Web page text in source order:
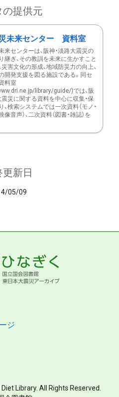
の提供元
未来センター 資料室
来センターは、阪神・淡路大震災の
継ぎ、その教訓を未来に生かすこと
災害文化の形成、地域防災力の向上、
開発支援を図る施設である。同セ
料室
library/guide/)では、阪
震災に関する資料を中心に収集・保
、検索システムでは一次資料（モノ・
像音声）、二次資料（図書・雑誌）を
更新日
05/09
ジ
Library. All Rights Reserved.